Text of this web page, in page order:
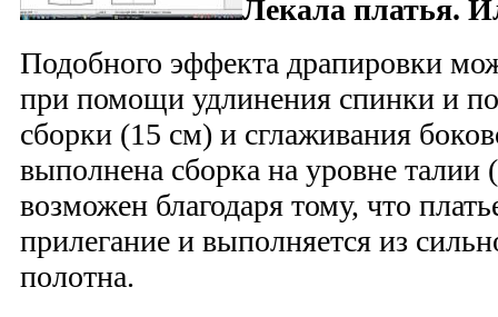
Лекала платья.
Подобного эффекта драпировки
при помощи удлинения спинки и
сборки (15 см) и сглаживания
выполнена сборка на уровне
возможен благодаря тому, что
прилегание и выполняется из
полотна.